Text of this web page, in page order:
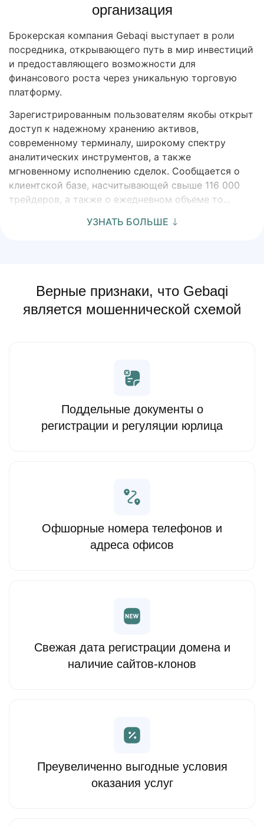
организация
Брокерская компания Gebaqi выступает в роли
посредника, открывающего путь в мир инвестиций
и предоставляющего возможности для
финансового роста через уникальную торговую
платформу.
Зарегистрированным пользователям якобы открыт
доступ к надежному хранению активов,
современному терминалу, широкому спектру
аналитических инструментов, а также
мгновенному исполнению сделок. Сообщается о
клиентской базе, насчитывающей свыше 116 000
трейдеров, а также о ежедневном объеме то...
УЗНАТЬ БОЛЬШЕ
Верные признаки, что Gebaqi
является мошеннической схемой
Поддельные документы о
регистрации и регуляции юрлица
Офшорные номера телефонов и
адреса офисов
Свежая дата регистрации домена и
наличие сайтов-клонов
Преувеличенно выгодные условия
оказания услуг